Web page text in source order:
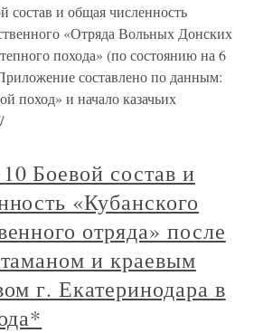
состав и общая численность
«Отряда Вольных Донских
похода» (по состоянию на 6
составлено по данным:
поход» и начало казачьих
Боевой состав и
«Кубанского
отряда» после
и краевым
г. Екатеринодара в